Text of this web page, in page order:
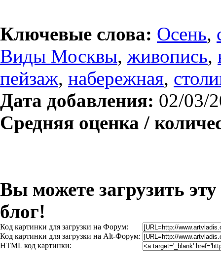
Ключевые слова: Осень,
Виды Москвы, живопись,
пейзаж, набережная,
Дата добавления: 02/03/
Средняя оценка /
Вы можете загрузить
блог!
Код картинки для загрузки на Форум:
Код картинки для загрузки на Alt-Форум:
HTML код картинки: